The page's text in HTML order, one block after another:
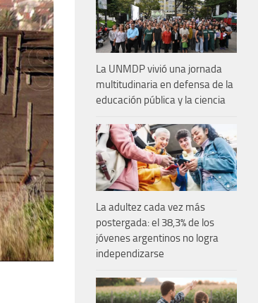
La UNMDP vivió una jornada
multitudinaria en defensa de la
educación pública y la ciencia
La adultez cada vez más
postergada: el 38,3% de los
jóvenes argentinos no logra
independizarse